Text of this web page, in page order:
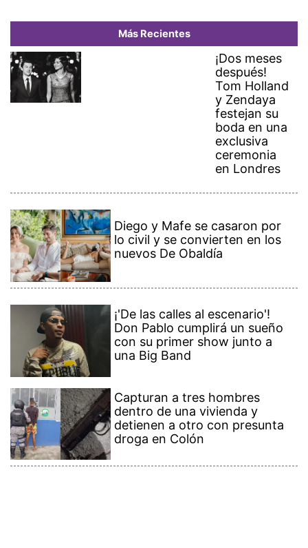
Más Recientes
¡Dos meses
después!
Tom Holland
y Zendaya
festejan su
boda en una
exclusiva
ceremonia
en Londres
Diego y Mafe se casaron por
lo civil y se convierten en los
nuevos De Obaldía
¡'De las calles al escenario'!
Don Pablo cumplirá un sueño
con su primer show junto a
una Big Band
Capturan a tres hombres
dentro de una vivienda y
detienen a otro con presunta
droga en Colón